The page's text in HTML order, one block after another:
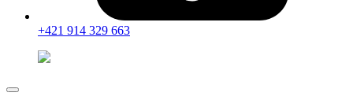
+421 914 329 663